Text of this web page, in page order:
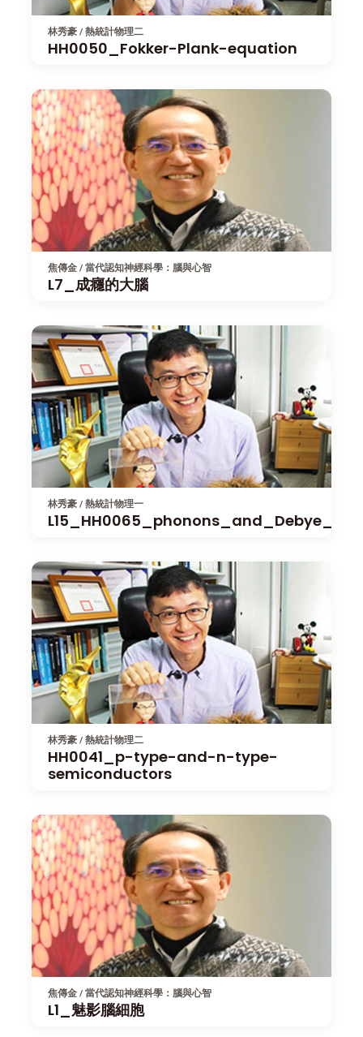
林秀豪 / 熱統計物理二
HH0050_Fokker-Plank-equation
焦傳金 / 當代認知神經科學：腦與心智
L7_成癮的大腦
林秀豪 / 熱統計物理一
林秀豪 / 熱統計物理二
HH0041_p-type-and-n-type-
semiconductors
焦傳金 / 當代認知神經科學：腦與心智
L1_魅影腦細胞